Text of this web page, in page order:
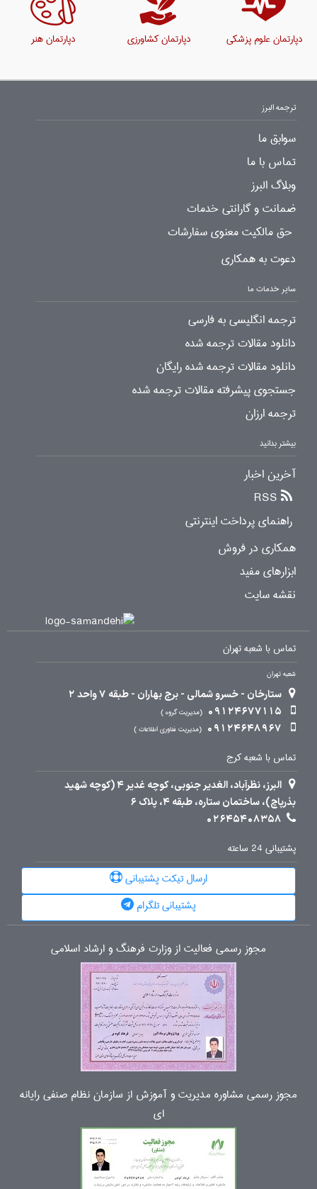
دپارتمان علوم پزشکی دپارتمان کشاورزی دپارتمان هنر
ترجمه البرز
سوابق ما
تماس با ما
وبلاگ البرز
ضمانت و گارانتی خدمات
حق مالکیت معنوی سفارشات
دعوت به همکاری
سایر خدمات ما
ترجمه انگلیسی به فارسی
دانلود مقالات ترجمه شده
دانلود مقالات ترجمه شده رایگان
جستجوی پیشرفته مقالات ترجمه شده
ترجمه ارزان
بیشتر بدانید
آخرین اخبار
RSS
راهنمای پرداخت اینترنتی
همکاری در فروش
ابزارهای مفید
نقشه سایت
تماس با شعبه تهران
شعبه تهران
ستارخان - خسرو شمالی - برج بهاران - طبقه 7 واحد 2
09124677115
مدیریت گروه
09124648967 مدیریت فناوری اطلاعات
تماس با شعبه کرج
البرز، نظرآباد، الغدیر جنوبی، کوچه غدیر 4 (کوچه شهید
بذرپاچ)، ساختمان ستاره، طبقه 4، پلاک 6
02645408358
پشتیبانی 24 ساعته
ارسال تیکت پشتیبانی
پشتیبانی تلگرام
مجوز رسمی فعالیت از وزارت فرهنگ و ارشاد اسلامی
مجوز رسمی مشاوره مدیریت و آموزش از سازمان نظام صنفی رایانه
ای